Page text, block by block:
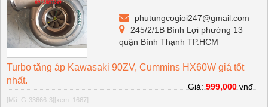
phutungcogioi247@gmail.com
245/2/1B Bình Lợi phường 13
quận Bình Thạnh TP.HCM
Turbo tăng áp Kawasaki 90ZV, Cummins HX60W giá tốt
nhất.
[Mã: G-33666-3] [xem: 1667]
Giá:999,000vnđ